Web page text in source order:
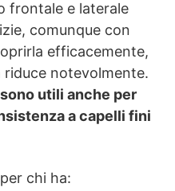
frontale e laterale
comunque con
efficacemente,
riduce notevolmente.
utili anche per
a capelli fini
chi ha: